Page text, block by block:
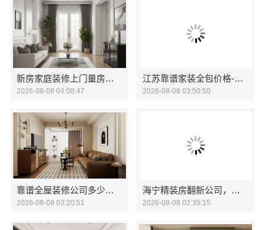
新房家庭装修上门量房整体落地-福建尚艺空间新材料科技有限公司
2026-08-08 04:08:47
江苏靠谱家装全包价格-常州宜居佳装饰
2026-08-08 03:50:50
靠谱全屋装修公司多少钱，南通宏域全宅装饰建材有限公司
2026-08-08 03:20:51
海宁精装房翻新公司，嘉兴家美建材科技匠心服务
2026-08-08 02:35:15